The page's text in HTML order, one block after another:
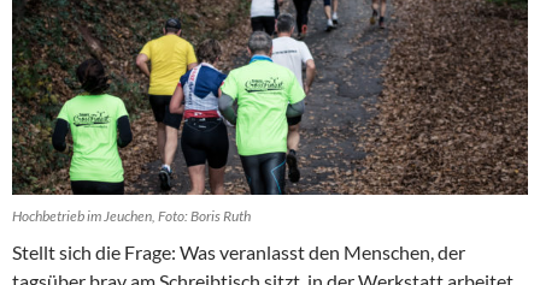
Hochbetrieb im Jeuchen, Foto: Boris Ruth
Stellt sich die Frage: Was veranlasst den Menschen, der